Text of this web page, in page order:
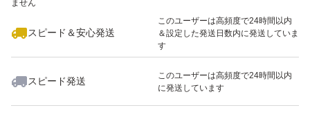
ません
スピード＆安心発送
このユーザーは高頻度で24時間以内
＆設定した発送日数内に発送していま
す
スピード発送
このユーザーは高頻度で24時間以内
に発送しています